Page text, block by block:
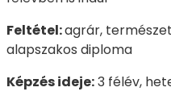
Feltétel:agrár,
alapszakos diploma
Képzés ideje:3 félév,